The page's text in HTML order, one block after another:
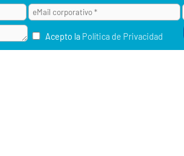
Acepto la Política de Privacidad